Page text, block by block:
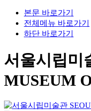
본문 바로가기
전체메뉴 바로가기
하단 바로가기
서울시립미
MUSEUM